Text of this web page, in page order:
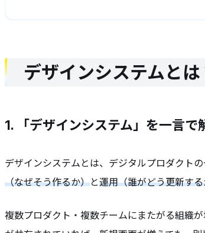
デザインシステムと
1. 「デザインシステム」を一言で
デザインシステムとは、デジタルプロダクト
（なぜそう作るか）と運用（誰がどう更新す
複数プロダクト・複数チームにまたがる組織